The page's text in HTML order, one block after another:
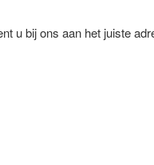
u bij ons aan het juiste